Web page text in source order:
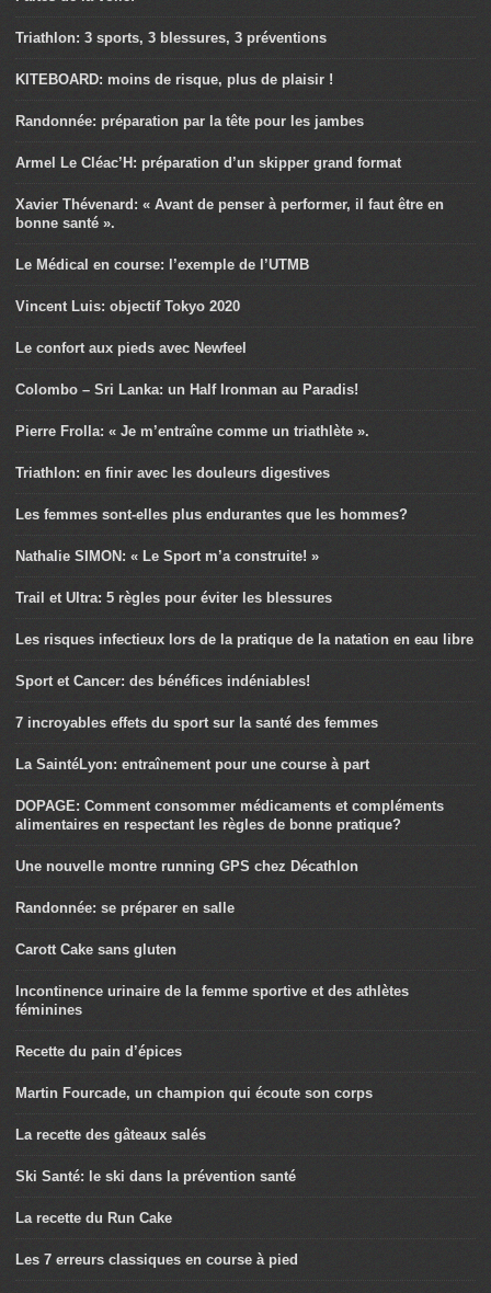
Triathlon: 3 sports, 3 blessures, 3 préventions
KITEBOARD: moins de risque, plus de plaisir !
Randonnée: préparation par la tête pour les jambes
Armel Le Cléac’H: préparation d’un skipper grand format
Xavier Thévenard: « Avant de penser à performer, il faut être en
bonne santé ».
Le Médical en course: l’exemple de l’UTMB
Vincent Luis: objectif Tokyo 2020
Le confort aux pieds avec Newfeel
Colombo – Sri Lanka: un Half Ironman au Paradis!
Pierre Frolla: « Je m’entraîne comme un triathlète ».
Triathlon: en finir avec les douleurs digestives
Les femmes sont-elles plus endurantes que les hommes?
Nathalie SIMON: « Le Sport m’a construite! »
Trail et Ultra: 5 règles pour éviter les blessures
Les risques infectieux lors de la pratique de la natation en eau libre
Sport et Cancer: des bénéfices indéniables!
7 incroyables effets du sport sur la santé des femmes
La SaintéLyon: entraînement pour une course à part
DOPAGE: Comment consommer médicaments et compléments
alimentaires en respectant les règles de bonne pratique?
Une nouvelle montre running GPS chez Décathlon
Randonnée: se préparer en salle
Carott Cake sans gluten
Incontinence urinaire de la femme sportive et des athlètes
féminines
Recette du pain d’épices
Martin Fourcade, un champion qui écoute son corps
La recette des gâteaux salés
Ski Santé: le ski dans la prévention santé
La recette du Run Cake
Les 7 erreurs classiques en course à pied